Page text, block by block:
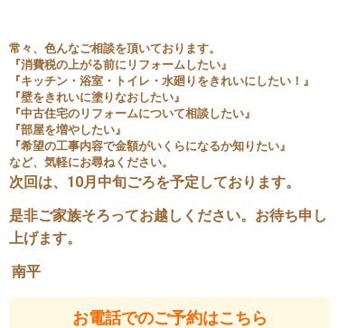
常々、色んなご相談を頂いております。
『消費税の上がる前にリフォームしたい』
『キッチン・浴室・トイレ・水廻りをきれいにしたい！』
『壁をきれいに塗りなおしたい』
『中古住宅のリフォームについて相談したい』
『部屋を増やしたい』
『希望の工事内容で金額がいくらになるか知りたい』
など、気軽にお尋ねください。
次回は、10月中旬ごろを予定しております。
是非ご家族そろってお越しください。お待ち申し
上げます。
南平
お電話でのご予約はこちら